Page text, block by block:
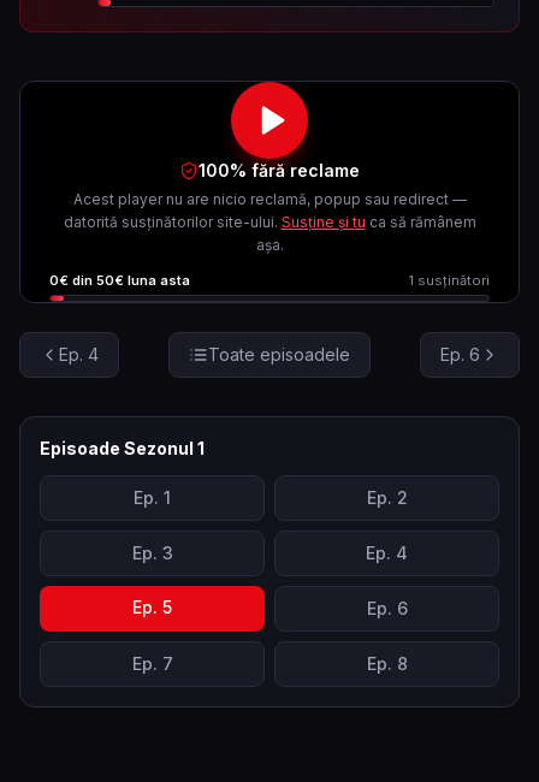
100% fără reclame
Acest player nu are nicio reclamă, popup sau redirect —
datorită susținătorilor site-ului. Susține și tu ca să rămânem
așa.
0€ din 50€ luna asta 1 susținători
Ep. 4 Toate episoadele Ep. 6
Episoade Sezonul 1
Ep. 1 Ep. 2
Ep. 3 Ep. 4
Ep. 5 Ep. 6
Ep. 7 Ep. 8